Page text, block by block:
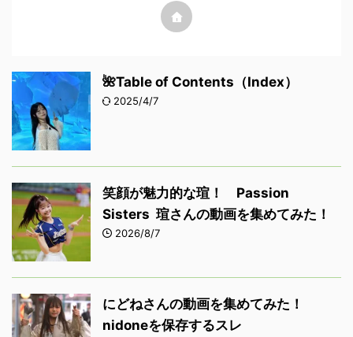
🌺Table of Contents（Index）
2025/4/7
笑顔が魅力的な瑄！ Passion
Sisters 瑄さんの動画を集めてみた！
2026/8/7
にどねさんの動画を集めてみた！
nidoneを保存するスレ